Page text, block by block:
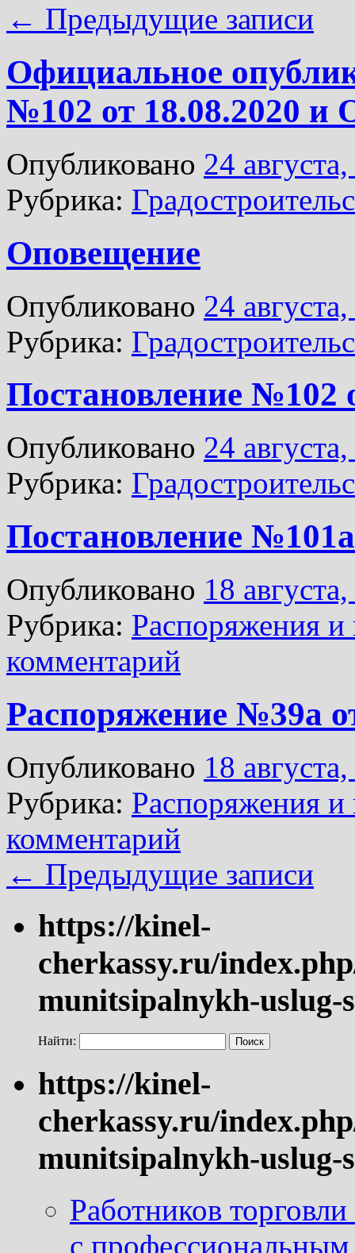
← Предыдущие записи
Официальное
№102 от 18.08.2020 и
Опубликовано 24
Рубрика:
Оповещение
Опубликовано 24
Рубрика:
Постановление №102
Опубликовано 24
Рубрика:
Постановление
Опубликовано 18
Рубрика: Распоряжения и
комментарий
Распоряжение №39а
Опубликовано 18
Рубрика: Распоряжения и
комментарий
← Предыдущие записи
https://kinel-
cherkassy.ru/
munitsipalnykh-uslug-
Найти:
https://kinel-
cherkassy.ru/
munitsipalnykh-uslug-
Работников
с